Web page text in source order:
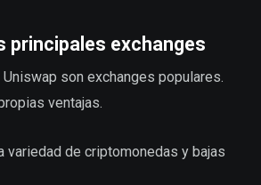
principales exchanges
Uniswap son exchanges populares.
ventajas.
variedad de criptomonedas y bajas